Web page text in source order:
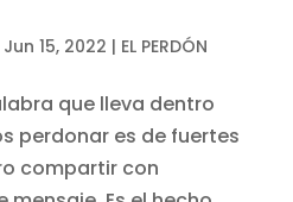
Jun 15, 2022 | EL PERDÓN
que lleva dentro
perdonar es de fuertes
compartir con